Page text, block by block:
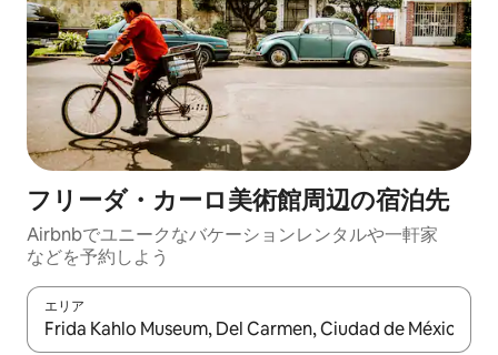
フリーダ・カーロ美術館⁠周⁠辺⁠の宿⁠泊⁠先
Airbnbでユニークなバ⁠ケ⁠ー⁠シ⁠ョ⁠ンレ⁠ン⁠タ⁠ルや一⁠軒⁠家
な⁠ど⁠を予⁠約⁠し⁠よ⁠う
エリア
検索結果が表示されたら、上下の矢印キーを使って移動するか